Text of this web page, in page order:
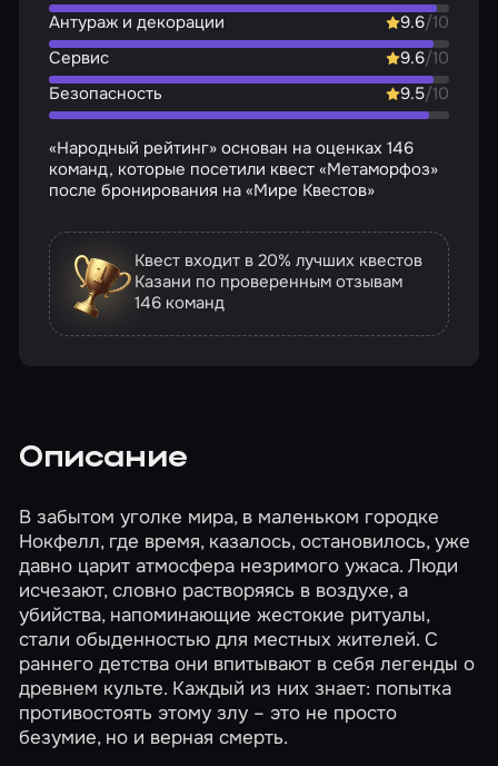
Антураж и декорации
9.6/10
Сервис
9.6/10
Безопасность
9.5/10
«Народный рейтинг» основан на оценках 146
команд, которые посетили квест «Метаморфоз»
после бронирования на «Мире Квестов»
Квест входит в 20% лучших квестов
Казани по проверенным отзывам
146 команд
Описание
В забытом уголке мира, в маленьком городке
Нокфелл, где время, казалось, остановилось, уже
давно царит атмосфера незримого ужаса. Люди
исчезают, словно растворяясь в воздухе, а
убийства, напоминающие жестокие ритуалы,
стали обыденностью для местных жителей. С
раннего детства они впитывают в себя легенды о
древнем культе. Каждый из них знает: попытка
противостоять этому злу – это не просто
безумие, но и верная смерть.